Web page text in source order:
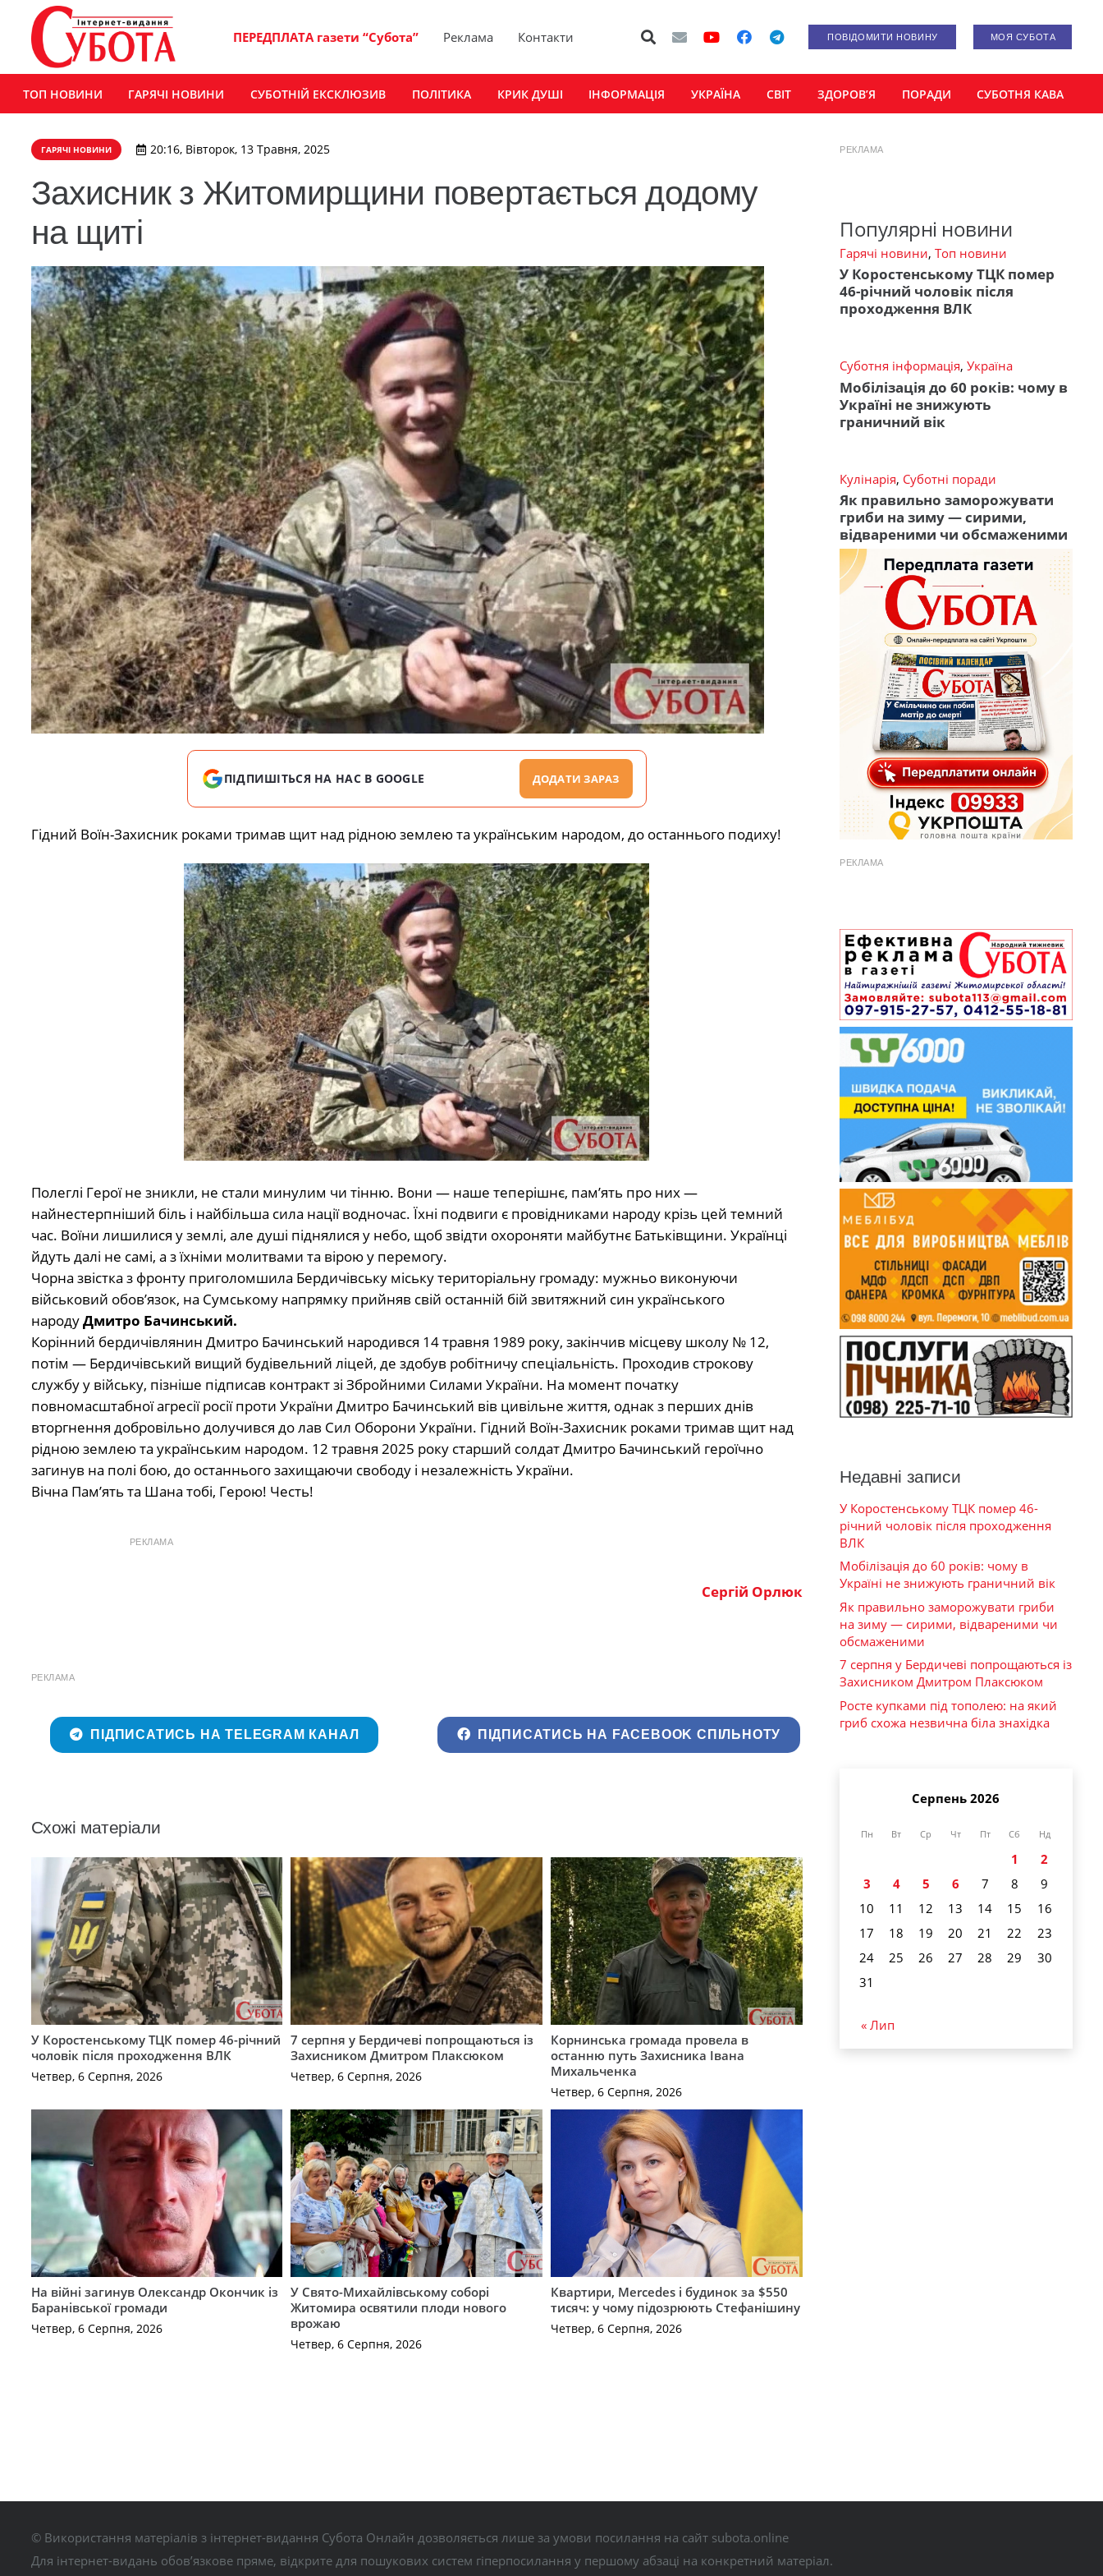
ПЕРЕДПЛАТА газети “Субота” Реклама Контакти ПОВІДОМИТИ НОВИНУ МОЯ СУБОТА
ТОП НОВИНИ ГАРЯЧІ НОВИНИ СУБОТНІЙ ЕКСКЛЮЗИВ ПОЛІТИКА КРИК ДУШІ ІНФОРМАЦІЯ УКРАЇНА СВІТ ЗДОРОВ’Я ПОРАДИ СУБОТНЯ КАВА
ГАРЯЧІ НОВИНИ 20:16, Вівторок, 13 Травня, 2025
Захисник з Житомирщини повертається додому
на щиті
ПІДПИШІТЬСЯ НА НАС В GOOGLE ДОДАТИ ЗАРАЗ
Гідний Воїн-Захисник роками тримав щит над рідною землею та українським народом, до останнього подиху!
Полеглі Герої не зникли, не стали минулим чи тінню. Вони — наше теперішнє, пам’ять про них —
найнестерпніший біль і найбільша сила нації водночас. Їхні подвиги є провідниками народу крізь цей темний
час. Воїни лишилися у землі, але душі піднялися у небо, щоб звідти охороняти майбутнє Батьківщини. Українці
йдуть далі не самі, а з їхніми молитвами та вірою у перемогу.
Чорна звістка з фронту приголомшила Бердичівську міську територіальну громаду: мужньо виконуючи
військовий обов’язок, на Сумському напрямку прийняв свій останній бій звитяжний син українського
народуДмитро Бачинський.
Корінний бердичівлянин Дмитро Бачинський народився 14 травня 1989 року, закінчив місцеву школу № 12,
потім — Бердичівський вищий будівельний ліцей, де здобув робітничу спеціальність. Проходив строкову
службу у війську, пізніше підписав контракт зі Збройними Силами України. На момент початку
повномасштабної агресії росії проти України Дмитро Бачинський вів цивільне життя, однак з перших днів
вторгнення добровільно долучився до лав Сил Оборони України. Гідний Воїн-Захисник роками тримав щит над
рідною землею та українським народом. 12 травня 2025 року старший солдат Дмитро Бачинський героїчно
загинув на полі бою, до останнього захищаючи свободу і незалежність України.
Вічна Пам’ять та Шана тобі, Герою! Честь!
РЕКЛАМА
Сергій Орлюк
РЕКЛАМА
ПІДПИСАТИСЬ НА TELEGRAM КАНАЛ ПІДПИСАТИСЬ НА FACEBOOK СПІЛЬНОТУ
Схожі матеріали
У Коростенському ТЦК помер 46-річний
чоловік після проходження ВЛК
Четвер, 6 Серпня, 2026
7 серпня у Бердичеві попрощаються із
Захисником Дмитром Плаксюком
Четвер, 6 Серпня, 2026
Корнинська громада провела в
останню путь Захисника Івана
Михальченка
Четвер, 6 Серпня, 2026
На війні загинув Олександр Окончик із
Баранівської громади
Четвер, 6 Серпня, 2026
У Свято-Михайлівському соборі
Житомира освятили плоди нового
врожаю
Четвер, 6 Серпня, 2026
Квартири, Mercedes і будинок за $550
тисяч: у чому підозрюють Стефанішину
Четвер, 6 Серпня, 2026
РЕКЛАМА
Популярні новини
Гарячі новини, Топ новини
У Коростенському ТЦК помер
46-річний чоловік після
проходження ВЛК
Суботня інформація, Україна
Мобілізація до 60 років: чому в
Україні не знижують
граничний вік
Кулінарія, Суботні поради
Як правильно заморожувати
гриби на зиму — сирими,
відвареними чи обсмаженими
РЕКЛАМА
Недавні записи
У Коростенському ТЦК помер 46-
річний чоловік після проходження
ВЛК
Мобілізація до 60 років: чому в
Україні не знижують граничний вік
Як правильно заморожувати гриби
на зиму — сирими, відвареними чи
обсмаженими
7 серпня у Бердичеві попрощаються із
Захисником Дмитром Плаксюком
Росте купками під тополею: на який
гриб схожа незвична біла знахідка
Серпень 2026
Пн Вт Ср Чт Пт Сб Нд
1
2
3
4 5 6 7 8
9
10
11 12 13 14 15
16
17
18 19 20 21 22
23
24
25 26 27 28 29
30
31
« Лип
© Використання матеріалів з інтернет-видання Субота Онлайн дозволяється лише за умови посилання на сайт subota.online
Для інтернет-видань обов’язкове пряме, відкрите для пошукових систем гіперпосилання у першому абзаці на конкретний матеріал.